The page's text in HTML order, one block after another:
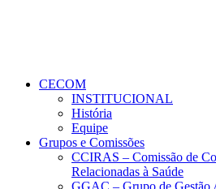
CECOM
INSTITUCIONAL
História
Equipe
Grupos e Comissões
CCIRAS – Comissão de
Relacionadas à Saúde
GGAC – Grupo de Gestão